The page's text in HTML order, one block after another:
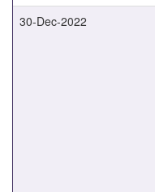
30-Dec-2022